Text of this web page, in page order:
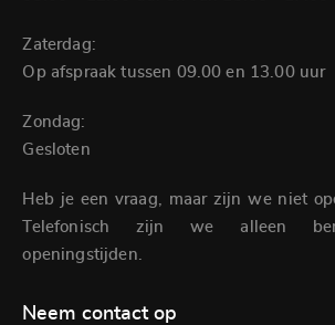
Zaterdag:
Op afspraak tussen 09.00 en 13.00 uur
Zondag:
Gesloten
Heb je een vraag, maar zijn we niet
Telefonisch zijn we alleen
openingstijden.
Neem contact op